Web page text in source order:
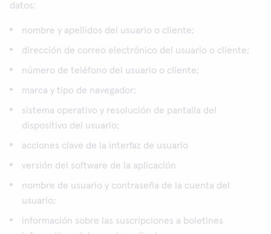
datos:
nombre y apellidos del usuario o cliente;
dirección de correo electrónico del usuario o cliente;
número de teléfono del usuario o cliente;
marca y tipo de navegador;
sistema operativo y resolución de pantalla del
dispositivo del usuario;
acciones clave de la interfaz de usuario
versión del software de la aplicación
nombre de usuario y contraseña de la cuenta del
usuario;
información sobre las suscripciones a boletines